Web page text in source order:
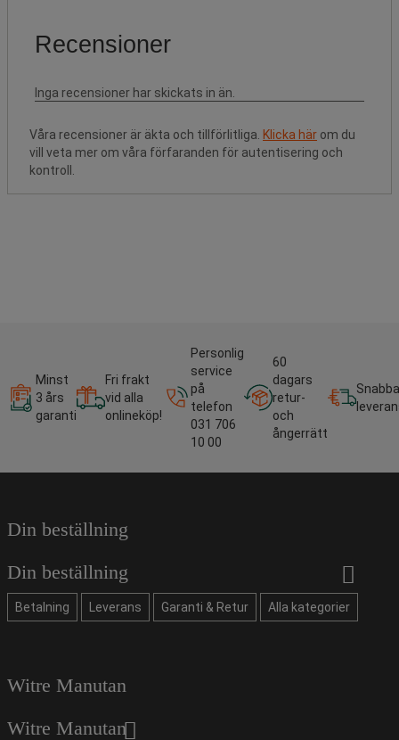
Våra recensioner är äkta och tillförlitliga. Klicka här om du
vill veta mer om våra förfaranden för autentisering och
kontroll.
Minst
3 års
garanti
Fri frakt
vid alla
onlineköp!
Personlig
service
på
telefon
031 706
10 00
60
dagars
retur-
och
ångerrätt
Snabba
Din beställning
Din beställning
Betalning Leverans Garanti & Retur Alla kategorier
Witre Manutan
Witre Manutan